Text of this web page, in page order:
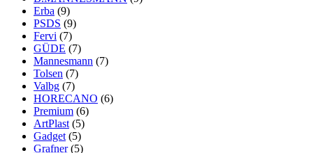
Erba (9)
PSDS (9)
Fervi (7)
GÜDE (7)
Mannesmann (7)
Tolsen (7)
Valbg (7)
HORECANO (6)
Premium (6)
ArtPlast (5)
Gadget (5)
Grafner (5)